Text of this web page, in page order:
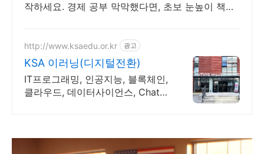
작하세요. 경제 공부 막막했다면, 초보 눈높이 책으
http://www.ksaedu.or.kr 광고
KSA 이러닝(디지털전환)
IT프로그래밍, 인공지능, 블록체인,
클라우드, 데이터사이언스, Chat